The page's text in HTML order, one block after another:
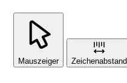
Mauszeiger Zeichenabstand